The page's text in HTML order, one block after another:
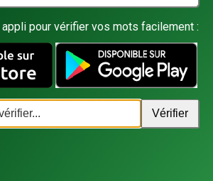
pour vérifier vos mots facilement :